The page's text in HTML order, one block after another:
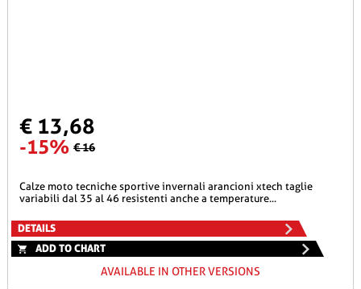
€ 13,68
-15% € 16
calze moto tecniche sportive invernali arancioni xtech taglie
variabili dal 35 al 46 resistenti anche a temperature...
DETAILS
ADD TO CHART
AVAILABLE IN OTHER VERSIONS